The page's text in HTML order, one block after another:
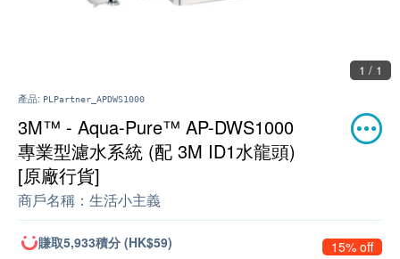
1 / 1
產品: PLPartner_APDWS1000
3M™ - Aqua-Pure™ AP-DWS1000
專業型濾水系統 (配 3M ID1水龍頭)
[原廠行貨]
商戶名稱： 生活小主義
賺取5,933積分 (HK$59) 15% off